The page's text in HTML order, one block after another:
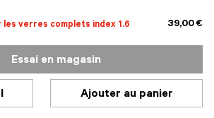
verres complets index 1.6 39,00 €
Essai en magasin
Ajouter au panier